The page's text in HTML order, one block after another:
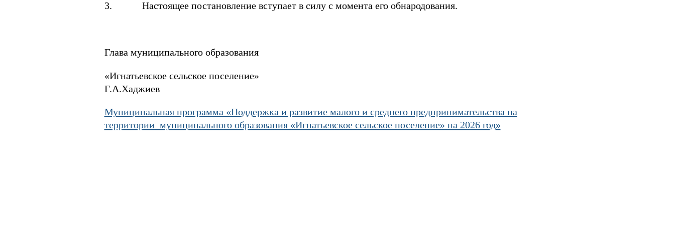
3. Настоящее постановление вступает в силу с момента его обнародования.
Глава муниципального образования
«Игнатьевское сельское поселение»
Г.А.Хаджиев
Муниципальная программа «Поддержка и развитие малого и среднего предпринимательства на
территории муниципального образования «Игнатьевское сельское поселение» на 2026 год»